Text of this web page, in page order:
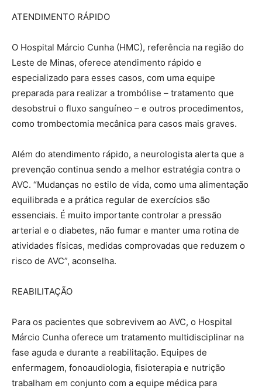
ATENDIMENTO RÁPIDO
O Hospital Márcio Cunha (HMC), referência na região do
Leste de Minas, oferece atendimento rápido e
especializado para esses casos, com uma equipe
preparada para realizar a trombólise – tratamento que
desobstrui o fluxo sanguíneo – e outros procedimentos,
como trombectomia mecânica para casos mais graves.
Além do atendimento rápido, a neurologista alerta que a
prevenção continua sendo a melhor estratégia contra o
AVC. “Mudanças no estilo de vida, como uma alimentação
equilibrada e a prática regular de exercícios são
essenciais. É muito importante controlar a pressão
arterial e o diabetes, não fumar e manter uma rotina de
atividades físicas, medidas comprovadas que reduzem o
risco de AVC”, aconselha.
REABILITAÇÃO
Para os pacientes que sobrevivem ao AVC, o Hospital
Márcio Cunha oferece um tratamento multidisciplinar na
fase aguda e durante a reabilitação. Equipes de
enfermagem, fonoaudiologia, fisioterapia e nutrição
trabalham em conjunto com a equipe médica para